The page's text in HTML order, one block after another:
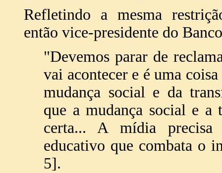
Refletindo a mesma
então vice-presidente do
"Devemos parar de
vai acontecer e é uma
mudança social e da
que a mudança social e a
certa... A mídia precisa
educativo que combata o
5].